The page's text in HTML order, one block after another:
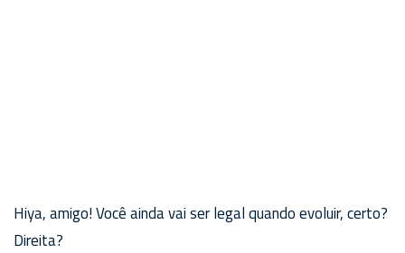
Hiya, amigo! Você ainda vai ser legal quando evoluir, certo?
Direita?